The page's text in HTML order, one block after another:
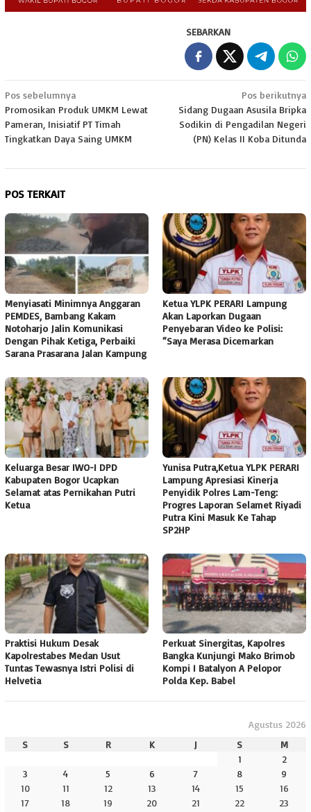
SEBARKAN
Navigasi
pos
Pos sebelumnya
Promosikan Produk UMKM Lewat
Pameran, Inisiatif PT Timah
Tingkatkan Daya Saing UMKM
Pos berikutnya
Sidang Dugaan Asusila Bripka
Sodikin di Pengadilan Negeri
(PN) Kelas II Koba Ditunda
POS TERKAIT
Menyiasati Minimnya Anggaran
PEMDES, Bambang Kakam
Notoharjo Jalin Komunikasi
Dengan Pihak Ketiga, Perbaiki
Sarana Prasarana Jalan Kampung
Ketua YLPK PERARI Lampung
Akan Laporkan Dugaan
Penyebaran Video ke Polisi:
“Saya Merasa Dicemarkan
Keluarga Besar IWO-I DPD
Kabupaten Bogor Ucapkan
Selamat atas Pernikahan Putri
Ketua
Yunisa Putra,Ketua YLPK PERARI
Lampung Apresiasi Kinerja
Penyidik Polres Lam-Teng:
Progres Laporan Selamet Riyadi
Putra Kini Masuk Ke Tahap
SP2HP
Praktisi Hukum Desak
Kapolrestabes Medan Usut
Tuntas Tewasnya Istri Polisi di
Helvetia
Perkuat Sinergitas, Kapolres
Bangka Kunjungi Mako Brimob
Kompi I Batalyon A Pelopor
Polda Kep. Babel
Agustus 2026
S
S R K J S
M
1
2
3
4 5 6 7 8
9
10
11 12 13 14 15
16
17
18 19 20 21 22
23